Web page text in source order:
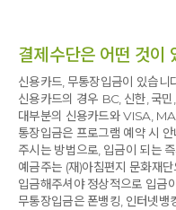
결제수단은 어떤 것이
신용카드, 무통장입금이 있습니
신용카드의 경우 BC, 신한, 국
대부분의 신용카드와 VISA,
통장입금은 프로그램 예약 시
주시는 방법으로, 입금이 되는
예금주는 (재)아침편지 문화재
입금해주셔야 정상적으로 입금
무통장입금은 폰뱅킹, 인터넷뱅